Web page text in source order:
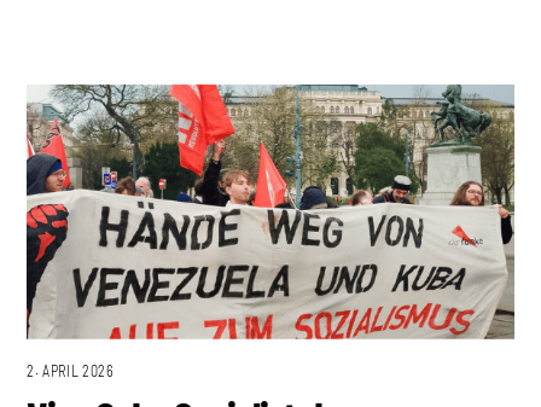
2. APRIL 2026